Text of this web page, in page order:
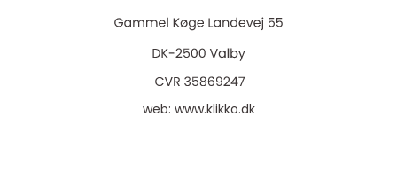
web: www.klikko.dk